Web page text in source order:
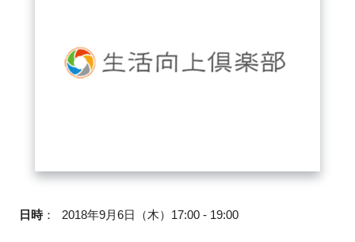
日時： 2018年9月6日（木）17:00 - 19:00